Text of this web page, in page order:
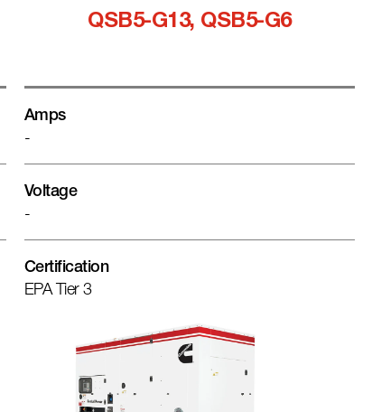
QSB5-G13, QSB5-G6
Amps
-
Voltage
-
Certification
EPA Tier 3